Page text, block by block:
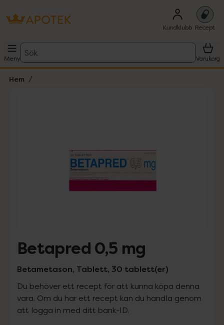
Kundklubb Recept
Meny
Sök
Varukorg
Hem
Betapred 0,5 mg
Betametason, Tablett, 30 tablett(er)
Du behöver ett recept för att kunna köpa denna
vara. Om du har ett recept kan du handla genom
att logga in med ditt bank-ID.